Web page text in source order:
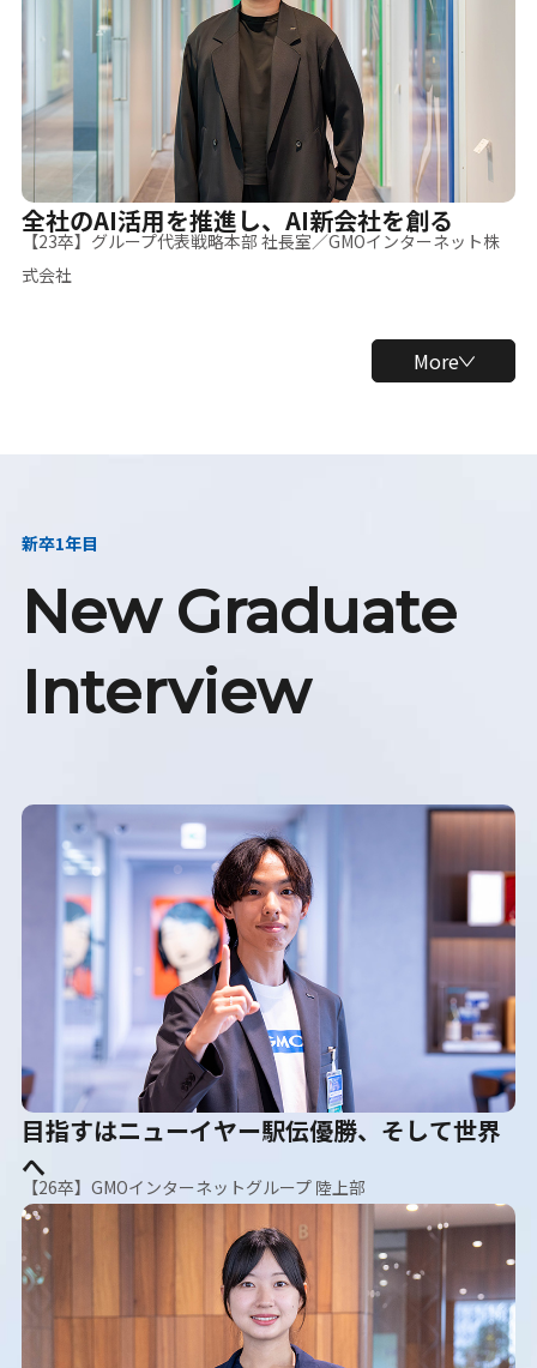
全社のAI活用を推進し、AI新会社を創る
【23卒】グループ代表戦略本部 社長室／GMOインターネット株
式会社
More
新卒1年目
New Graduate
Interview
目指すはニューイヤー駅伝優勝、そして世界
へ
【26卒】GMOインターネットグループ 陸上部